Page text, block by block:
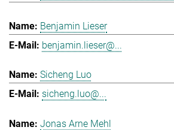
Benjamin Lieser
benjamin.lieser@...
Sicheng Luo
sicheng.luo@...
Jonas Arne Mehl